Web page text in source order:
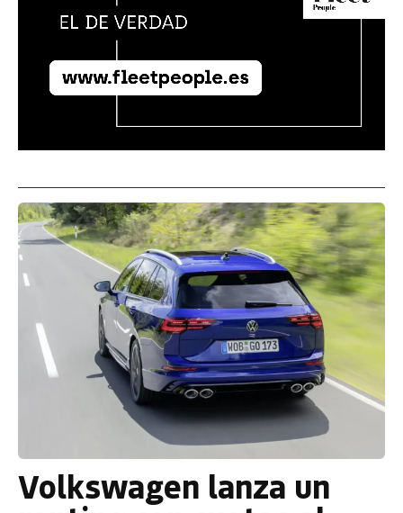
Volkswagen lanza un